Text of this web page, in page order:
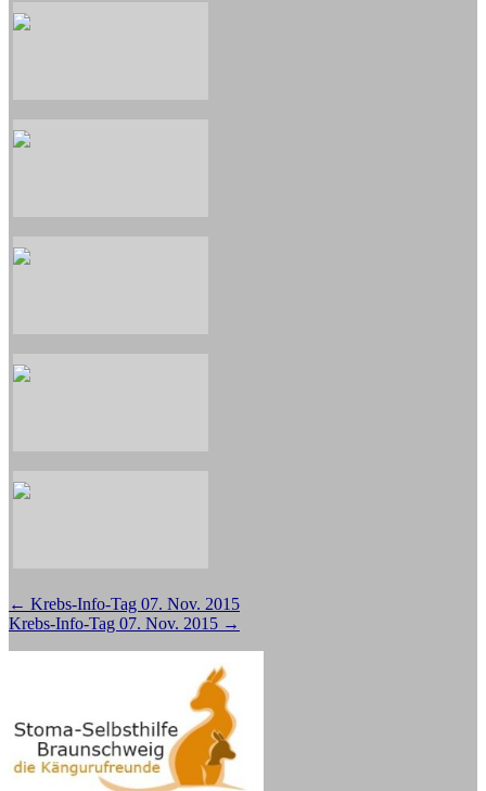
Beitragsnavigation
← Krebs-Info-Tag 07. Nov. 2015
Krebs-Info-Tag 07. Nov. 2015 →